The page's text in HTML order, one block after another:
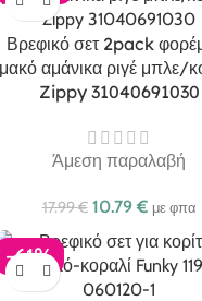
Βρεφικό σετ 2pack
αμάνικα ριγέ μπλε/
Zippy 31040691030
Άμεση παραλαβή
17.99€ 10.79 € με φπα
-61%